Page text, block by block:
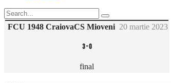
FCU 1948 CraiovaCS Mioveni 20 martie 2023
3-0
final